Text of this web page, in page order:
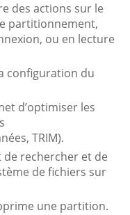
des actions sur le
partitionnement,
ou en lecture
configuration du
d’optimiser les
TRIM).
de rechercher et de
de fichiers sur
une partition.